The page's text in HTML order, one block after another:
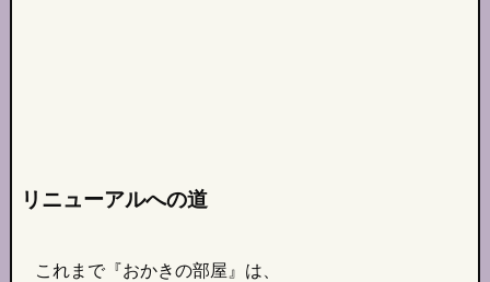
リニューアルへの道
これまで『おかきの部屋』は、